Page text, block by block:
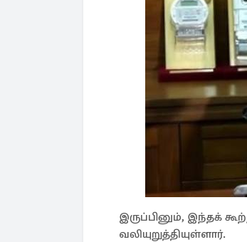
இருப்பினும், இந்தக்
வலியுறுத்தியுள்ளார்.